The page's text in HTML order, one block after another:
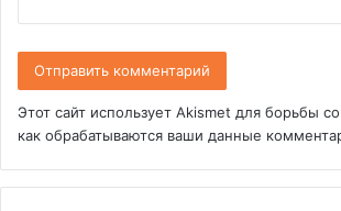
Этот сайт использует Akismet для борьбы
как обрабатываются ваши данные